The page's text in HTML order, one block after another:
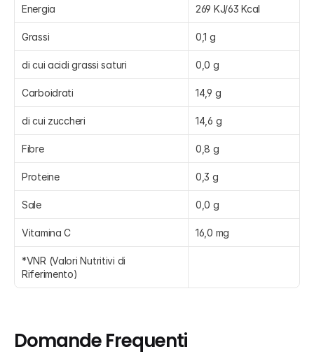
Energia 269 KJ/63 Kcal
Grassi 0,1 g
di cui acidi grassi saturi 0,0 g
Carboidrati 14,9 g
di cui zuccheri 14,6 g
Fibre 0,8 g
Proteine 0,3 g
Sale 0,0 g
Vitamina C 16,0 mg
*VNR (Valori Nutritivi di
Riferimento)
Domande Frequenti